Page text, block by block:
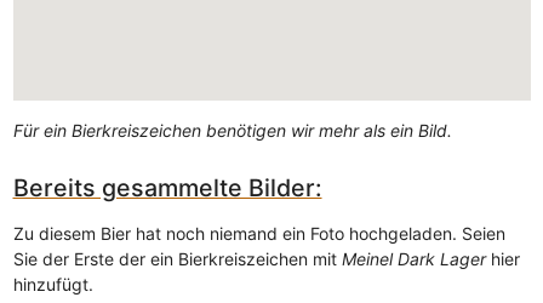
Für ein Bierkreiszeichen benötigen wir mehr als ein Bild.
Bereits gesammelte Bilder:
Zu diesem Bier hat noch niemand ein Foto hochgeladen. Seien
Sie der Erste der ein Bierkreiszeichen mit Meinel Dark Lagerhier
hinzufügt.